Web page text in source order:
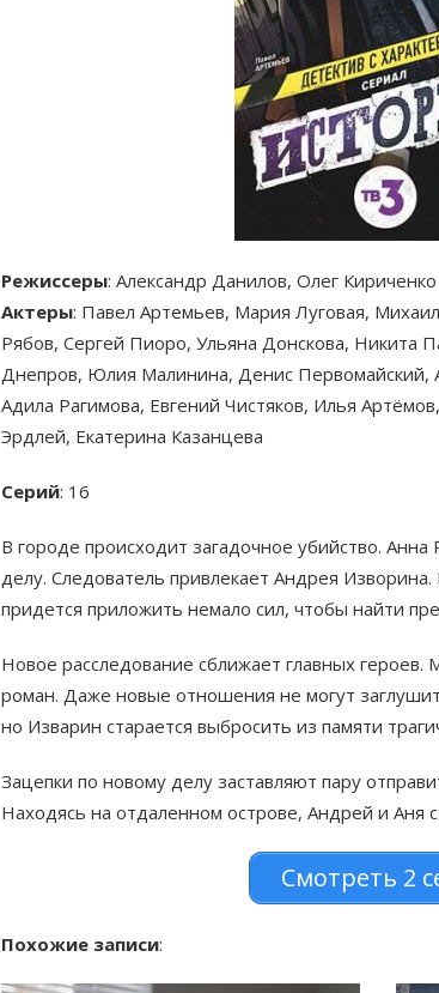
Режиссеры: Александр Данилов, Олег Кириченко
Актеры: Павел Артемьев, Мария Луговая,
Рябов, Сергей Пиоро, Ульяна Донскова, Никита
Днепров, Юлия Малинина, Денис Первомайский,
Адила Рагимова, Евгений Чистяков, Илья
Эрдлей, Екатерина Казанцева
Серий: 16
В городе происходит загадочное убийство.
делу. Следователь привлекает Андрея
придется приложить немало сил, чтобы найти
Новое расследование сближает главных
роман. Даже новые отношения не могут
но Изварин старается выбросить из памяти
Зацепки по новому делу заставляют пару
Находясь на отдаленном острове, Андрей и Аня
Смотреть 2
Похожие записи: